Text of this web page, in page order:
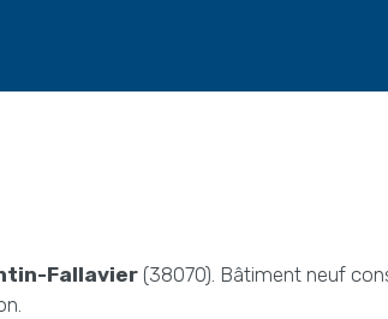
Fallavier (38070). Bâtiment neuf